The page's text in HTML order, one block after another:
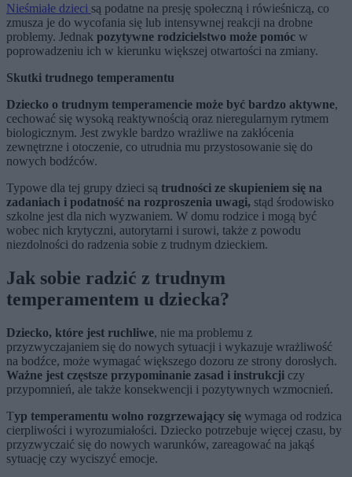
Nieśmiałe dzieci są podatne na presję społeczną i rówieśniczą, co
zmusza je do wycofania się lub intensywnej reakcji na drobne
problemy. Jednak pozytywne rodzicielstwo może pomóc w
poprowadzeniu ich w kierunku większej otwartości na zmiany.
Skutki trudnego temperamentu
Dziecko o trudnym temperamencie może być bardzo aktywne,
cechować się wysoką reaktywnością oraz nieregularnym rytmem
biologicznym. Jest zwykle bardzo wrażliwe na zakłócenia
zewnętrzne i otoczenie, co utrudnia mu przystosowanie się do
nowych bodźców.
Typowe dla tej grupy dzieci są trudności ze skupieniem się na
zadaniach i podatność na rozproszenia uwagi, stąd środowisko
szkolne jest dla nich wyzwaniem. W domu rodzice i mogą być
wobec nich krytyczni, autorytarni i surowi, także z powodu
niezdolności do radzenia sobie z trudnym dzieckiem.
Jak sobie radzić z trudnym
temperamentem u dziecka?
Dziecko, które jest ruchliwe, nie ma problemu z
przyzwyczajaniem się do nowych sytuacji i wykazuje wrażliwość
na bodźce, może wymagać większego dozoru ze strony dorosłych.
Ważne jest częstsze przypominanie zasad i instrukcji czy
przypomnień, ale także konsekwencji i pozytywnych wzmocnień.
Typ temperamentu wolno rozgrzewający się wymaga od rodzica
cierpliwości i wyrozumiałości. Dziecko potrzebuje więcej czasu, by
przyzwyczaić się do nowych warunków, zareagować na jakąś
sytuację czy wyciszyć emocje.